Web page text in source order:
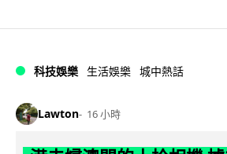
科技娛樂 生活娛樂 城中熱話
Lawton 16 小時